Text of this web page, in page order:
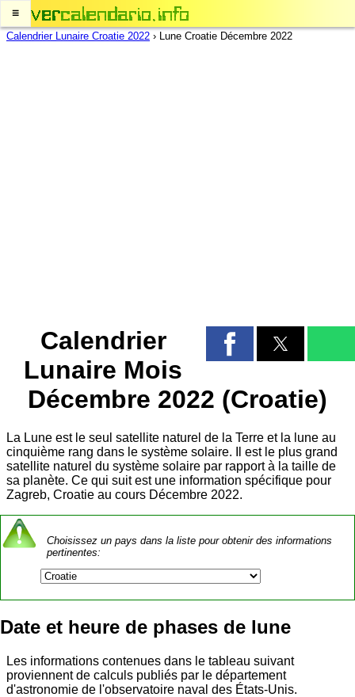
≡
Calendrier Lunaire Croatie 2022 › Lune Croatie Décembre 2022
Calendrier
Lunaire Mois
Décembre 2022 (Croatie)
La Lune est le seul satellite naturel de la Terre et la lune au
cinquième rang dans le système solaire. Il est le plus grand
satellite naturel du système solaire par rapport à la taille de
sa planète. Ce qui suit est une information spécifique pour
Zagreb, Croatie au cours Décembre 2022.
Choisissez un pays dans la liste pour obtenir des informations
pertinentes:
Date et heure de phases de lune
Les informations contenues dans le tableau suivant
proviennent de calculs publiés par le département
d'astronomie de l'observatoire naval des États-Unis.